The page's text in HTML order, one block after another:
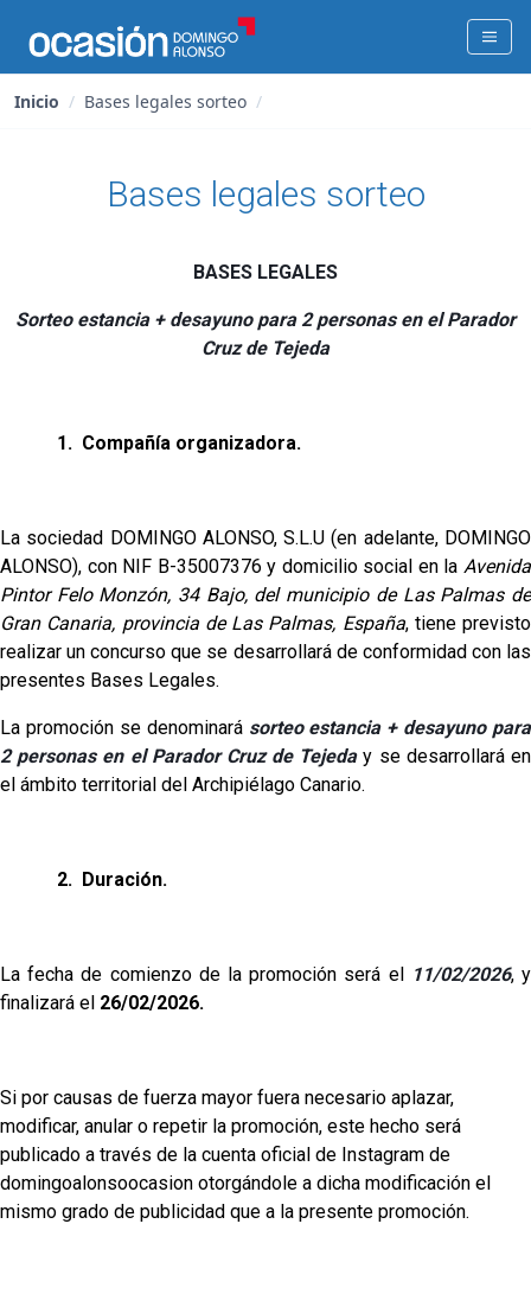
Inicio / Bases legales sorteo /
Bases legales sorteo
BASES LEGALES
Sorteo estancia + desayuno para 2 personas en el Parador
Cruz de Tejeda
1. Compañía organizadora.
La sociedad DOMINGO ALONSO, S.L.U (en adelante, DOMINGO
ALONSO), con NIF B-35007376 y domicilio social en la Avenida
Pintor Felo Monzón, 34 Bajo, del municipio de Las Palmas de
Gran Canaria, provincia de Las Palmas, España, tiene previsto
realizar un concurso que se desarrollará de conformidad con las
presentes Bases Legales.
La promoción se denominará sorteo estancia + desayuno para
2 personas en el Parador Cruz de Tejeday se desarrollará en
el ámbito territorial del Archipiélago Canario.
2. Duración.
La fecha de comienzo de la promoción será el11/02/2026, y
finalizará el 26/02/2026.
Si por causas de fuerza mayor fuera necesario aplazar,
modificar, anular o repetir la promoción, este hecho será
publicado a través de la cuenta oficial de Instagram de
domingoalonsoocasion otorgándole a dicha modificación el
mismo grado de publicidad que a la presente promoción.